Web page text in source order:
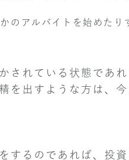
のアルバイトを始めたり
されている状態であ
を出すような方は、
するのであれば、投資